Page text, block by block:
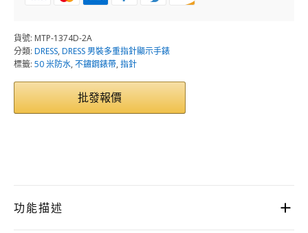
貨號: MTP-1374D-2A
分類: DRESS, DRESS 男裝多重指針顯示手錶
標籤: 50 米防水, 不鏽鋼錶帶, 指針
批發報價
功能描述